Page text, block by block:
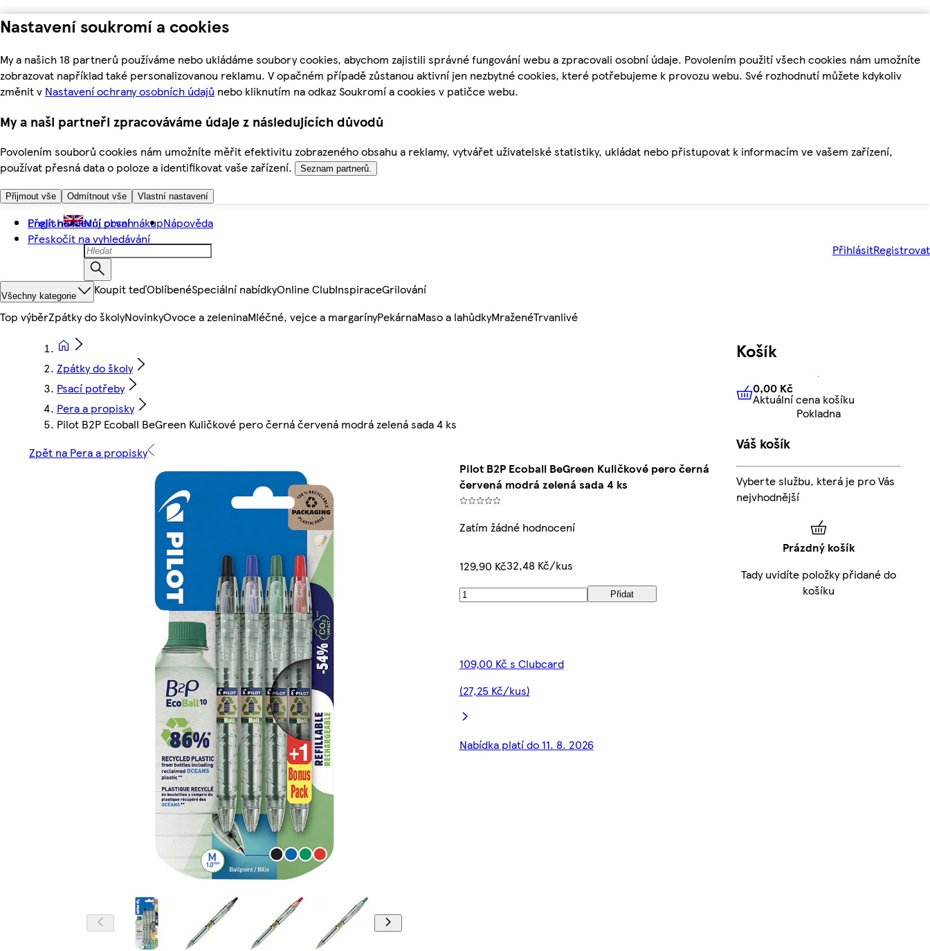
Nastavení soukromí a cookies
My a našich 18 partnerů používáme nebo ukládáme soubory cookies, abychom zajistili správné fungování webu a zpracovali osobní údaje. Povolením použití všech cookies nám umožníte
zobrazovat například také personalizovanou reklamu. V opačném případě zůstanou aktivní jen nezbytné cookies, které potřebujeme k provozu webu. Své rozhodnutí můžete kdykoliv
změnit v Nastavení ochrany osobních údajů nebo kliknutím na odkaz Soukromí a cookies v patičce webu.
My a naši partneři zpracováváme údaje z následujících důvodů
Povolením souborů cookies nám umožníte měřit efektivitu zobrazeného obsahu a reklamy, vytvářet uživatelské statistiky, ukládat nebo přistupovat k informacím ve vašem zařízení,
používat přesná data o poloze a identifikovat vaše zařízení.
Seznam partnerů.
Přijmout vše Odmítnout vše Vlastní nastavení
Přejít na hlavní obsah
Přeskočit na vyhledávání
English Můj první nákupNápověda
PřihlásitRegistrovat
Všechny kategorie Koupit teďOblíbenéSpeciální nabídkyOnline ClubInspiraceGrilování
Top výběrZpátky do školyNovinkyOvoce a zeleninaMléčné, vejce a margarínyPekárnaMaso a lahůdkyMraženéTrvanlivé
Zpátky do školy
Psací potřeby
Pera a propisky
Pilot B2P Ecoball BeGreen Kuličkové pero černá červená modrá zelená sada 4 ks
Zpět na Pera a propisky
Pilot B2P Ecoball BeGreen Kuličkové pero černá
červená modrá zelená sada 4 ks
Zatím žádné hodnocení
129,90 Kč32,48 Kč/kus
Přidat
109,00 Kč s Clubcard
(27,25 Kč/kus)
Nabídka platí do 11. 8. 2026
Košík
0,00 KčAktuální cena košíku
0,00 Kč
Aktuální cena košíku
Pokladna
Váš košík
Vyberte službu, která je pro Vás
nejvhodnější
Prázdný košík
Tady uvidíte položky přidané do
košíku